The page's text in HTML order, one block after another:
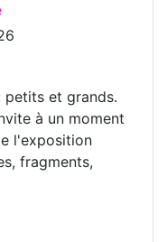
et grands.
à un moment
l'exposition
fragments,